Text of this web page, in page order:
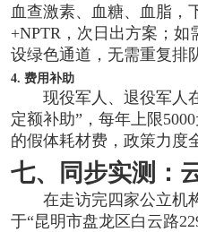
血查激素、血糖、血脂，
+NPTR，次日出方案；
设绿色通道，无需重复排
4. 费用补助
现役军人、退役军人
定额补助”，每年上限
的假体耗材费，政策力度
七、同步实测：
在走访完四家公立机
于“昆明市盘龙区白云路